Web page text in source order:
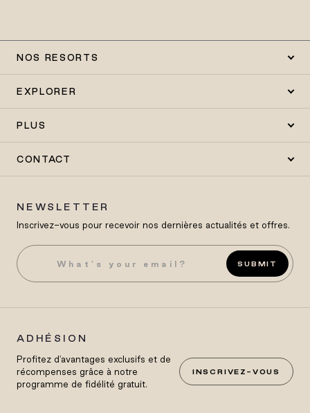
NOS RESORTS
EXPLORER
PLUS
CONTACT
NEWSLETTER
Inscrivez-vous pour recevoir nos dernières actualités et offres.
SUBMIT
ADHÉSION
Profitez d'avantages exclusifs et de
récompenses grâce à notre
programme de fidélité gratuit.
INSCRIVEZ-VOUS